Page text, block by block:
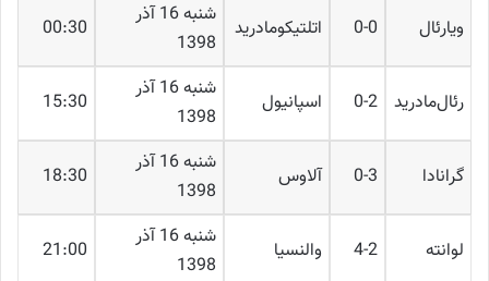
ویارئال 0-0 اتلتیکومادرید
شنبه 16 آذر
1398
00:30
رئال‌مادرید 0-2 اسپانیول
شنبه 16 آذر
1398
15:30
گرانادا 0-3 آلاوس
شنبه 16 آذر
1398
18:30
لوانته 4-2 والنسیا
شنبه 16 آذر
1398
21:00